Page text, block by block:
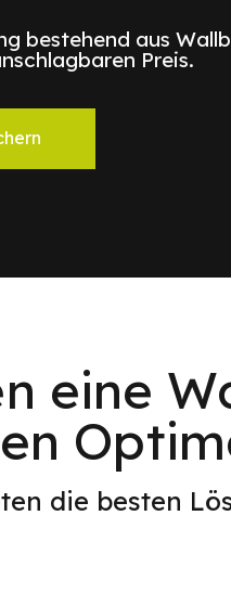
bestehend aus
Preis.
eine
die besten